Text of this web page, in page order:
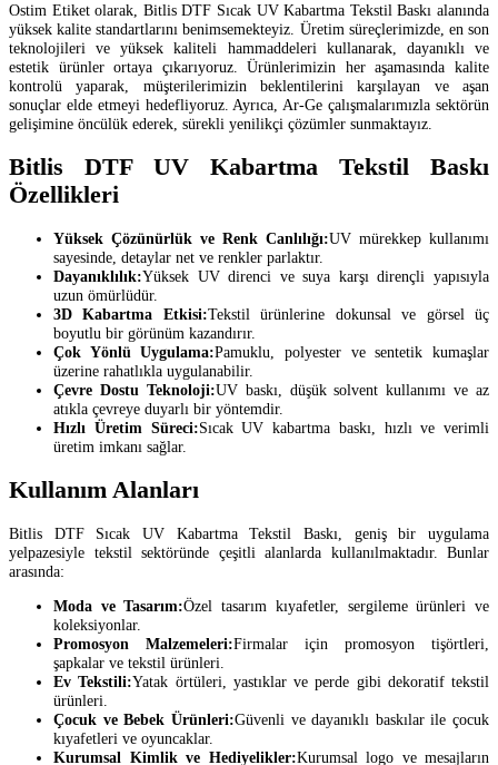
Ostim Etiket olarak, Bitlis DTF Sıcak UV Kabartma Tekstil Baskı alanında
yüksek kalite standartlarını benimsemekteyiz. Üretim süreçlerimizde, en son
teknolojileri ve yüksek kaliteli hammaddeleri kullanarak, dayanıklı ve
estetik ürünler ortaya çıkarıyoruz. Ürünlerimizin her aşamasında kalite
kontrolü yaparak, müşterilerimizin beklentilerini karşılayan ve aşan
sonuçlar elde etmeyi hedefliyoruz. Ayrıca, Ar-Ge çalışmalarımızla sektörün
gelişimine öncülük ederek, sürekli yenilikçi çözümler sunmaktayız.
Bitlis DTF UV Kabartma Tekstil Baskı
Özellikleri
Yüksek Çözünürlük ve Renk Canlılığı:UV mürekkep kullanımı
sayesinde, detaylar net ve renkler parlaktır.
Dayanıklılık:Yüksek UV direnci ve suya karşı dirençli yapısıyla
uzun ömürlüdür.
3D Kabartma Etkisi:Tekstil ürünlerine dokunsal ve görsel üç
boyutlu bir görünüm kazandırır.
Çok Yönlü Uygulama:Pamuklu, polyester ve sentetik kumaşlar
üzerine rahatlıkla uygulanabilir.
Çevre Dostu Teknoloji:UV baskı, düşük solvent kullanımı ve az
atıkla çevreye duyarlı bir yöntemdir.
Hızlı Üretim Süreci:Sıcak UV kabartma baskı, hızlı ve verimli
üretim imkanı sağlar.
Kullanım Alanları
Bitlis DTF Sıcak UV Kabartma Tekstil Baskı, geniş bir uygulama
yelpazesiyle tekstil sektöründe çeşitli alanlarda kullanılmaktadır. Bunlar
arasında:
Moda ve Tasarım:Özel tasarım kıyafetler, sergileme ürünleri ve
koleksiyonlar.
Promosyon Malzemeleri:Firmalar için promosyon tişörtleri,
şapkalar ve tekstil ürünleri.
Ev Tekstili:Yatak örtüleri, yastıklar ve perde gibi dekoratif tekstil
ürünleri.
Çocuk ve Bebek Ürünleri:Güvenli ve dayanıklı baskılar ile çocuk
kıyafetleri ve oyuncaklar.
Kurumsal Kimlik ve Hediyelikler:Kurumsal logo ve mesajların